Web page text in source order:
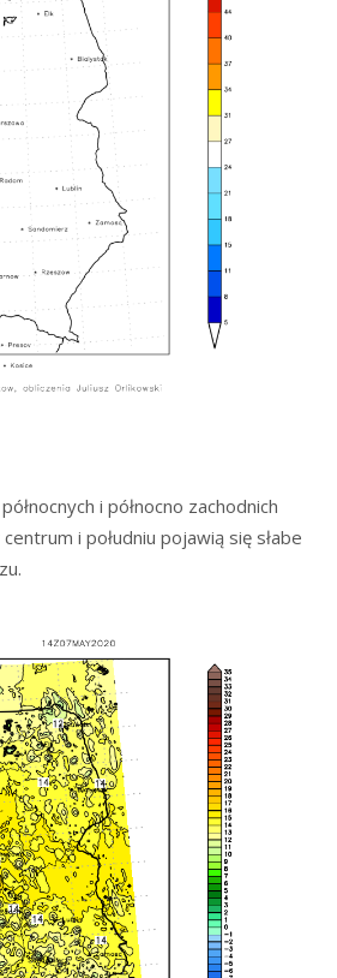
i północno zachodnich
i południu pojawią się słabe